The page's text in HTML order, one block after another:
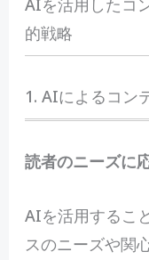
AIを活用したコ
的戦略
1. AIによるコン
読者のニーズに
AIを活用するこ
スのニーズや関